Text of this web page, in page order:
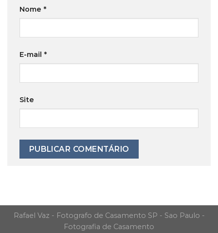
Nome *
E-mail *
Site
Rafael Vaz - Fotografo de Casamento SP - Sao Paulo -
Fotografia de Casamento